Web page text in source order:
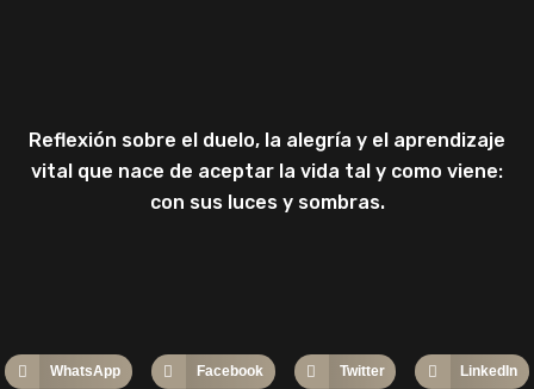
Reflexión sobre el duelo, la alegría y el aprendizaje
vital que nace de aceptar la vida tal y como viene:
con sus luces y sombras.
WhatsApp Facebook Twitter LinkedIn